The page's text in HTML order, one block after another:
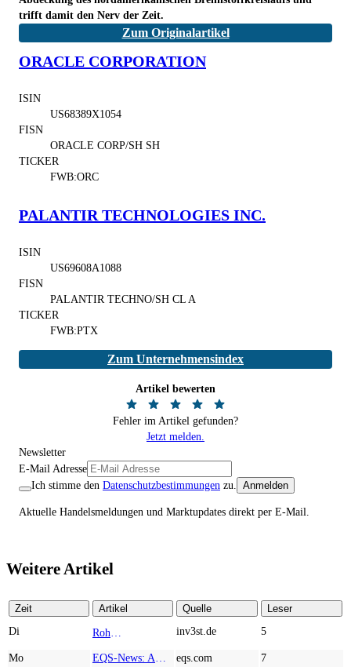
trifft damit den Nerv der Zeit.
Zum Originalartikel
ORACLE CORPORATION
ISIN
US68389X1054
FISN
ORACLE CORP/SH SH
TICKER
FWB:ORC
PALANTIR TECHNOLOGIES INC.
ISIN
US69608A1088
FISN
PALANTIR TECHNO/SH CL A
TICKER
FWB:PTX
Zum Unternehmensindex
Artikel bewerten
Fehler im Artikel gefunden?
Jetzt melden.
Newsletter
E-Mail Adresse
Ich stimme den Datenschutzbestimmungen zu. Anmelden
Aktuelle Handelsmeldungen und Marktupdates direkt per E-Mail.
Weitere Artikel
Zeit Artikel Quelle
Leser
Di
inv3st.de 5
Mo eqs.com 7